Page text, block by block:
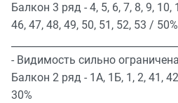
Балкон 3 ряд - 4, 5, 6, 7, 8, 9, 10,
46, 47, 48, 49, 50, 51, 52, 53 /
- Видимость сильно ограничена
Балкон 2 ряд - 1А, 1Б, 1, 2, 41,
30%